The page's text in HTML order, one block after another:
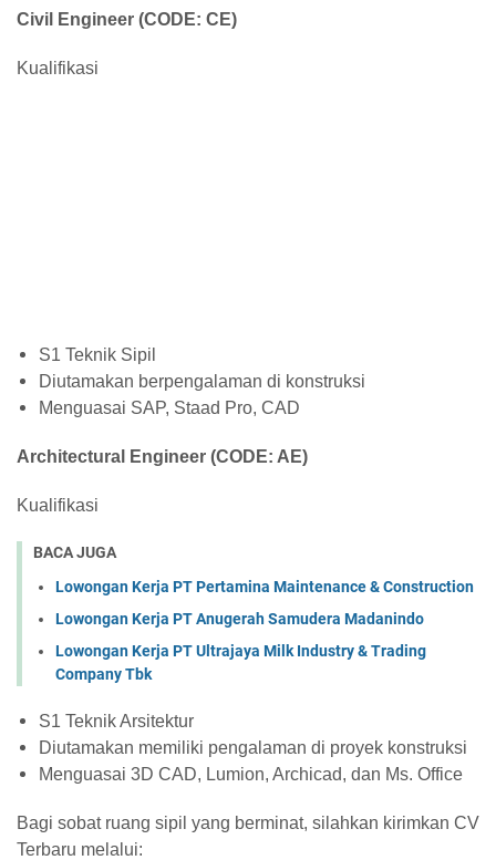
Civil Engineer (CODE: CE)
Kualifikasi
S1 Teknik Sipil
Diutamakan berpengalaman di konstruksi
Menguasai SAP, Staad Pro, CAD
Architectural Engineer (CODE: AE)
Kualifikasi
BACA JUGA
Lowongan Kerja PT Pertamina Maintenance & Construction
Lowongan Kerja PT Anugerah Samudera Madanindo
Lowongan Kerja PT Ultrajaya Milk Industry & Trading
Company Tbk
S1 Teknik Arsitektur
Diutamakan memiliki pengalaman di proyek konstruksi
Menguasai 3D CAD, Lumion, Archicad, dan Ms. Office
Bagi sobat ruang sipil yang berminat, silahkan kirimkan CV
Terbaru melalui: